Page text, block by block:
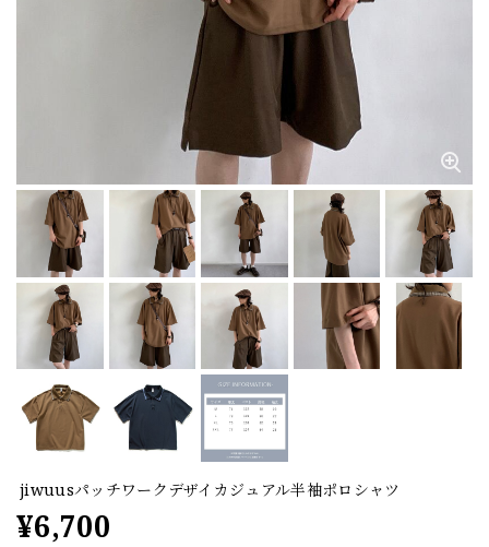
jiwuusパッチワークデザイカジュアル半袖ポロシャツ
¥6,700